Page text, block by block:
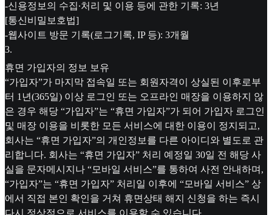
-신용정보의 수집∙처리 및 이용 등에 관한 기록: 3년
[통신비밀보호법]
-웹사이트 방문 기록(로그기록, IP 등): 3개월
3.
휴면 가입자의 정보 보유
“가입자”가 마지막 접속일 또는 회원자격이 상실된 이후로부
터 1년(365일) 이상 로그인 또는 오프라인 매장을 이용하지 않
은 경우 해당 “가입자”는 “휴면 가입자”가 되어 가입자 로그인
및 매장 이용을 비롯한 모든 서비스에 대한 이용이 정지되고,
회사는 “휴면 가입자”의 개인정보를 다른 아이디와 별도로 관
리합니다. 회사는 “휴면 가입자” 처리 예정일 30일 전 해당 사
실을 문자메시지나 “모바일 서비스”를 통하여 사전 안내하며,
“가입자”는 “휴면 가입자” 처리일 이후에 “모바일 서비스” 상
에서 직접 본인 확인을 거쳐 휴면상태 해지 신청을 하는 즉시
다시 정상적으로 서비스를 이용할 수 있습니다.